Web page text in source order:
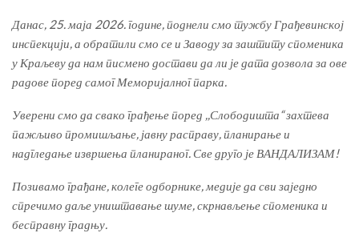
Данас, 25. маја 2026. године, поднели смо тужбу Грађевинској
инспекцији, а обратили смо се и Заводу за заштиту споменика
у Краљеву да нам писмено достави да ли је дата дозвола за ове
радове поред самог Меморијалног парка.
Уверени смо да свако грађење поред ,,Слободишта“ захтева
пажљиво промишљање, јавну расправу, планирање и
надгледање извршења планираног. Све друго је ВАНДАЛИЗАМ!
Позивамо грађане, колеге одборнике, медије да сви заједно
спречимо даље уништавање шуме, скрнављење споменика и
бесправну градњу.